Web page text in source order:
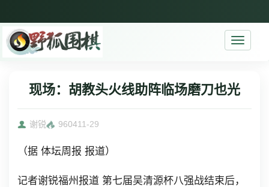
Toggle
现场：胡教头火线助阵临场磨刀也光
谢锐 960411-29
（据 体坛周报 报道）
记者谢锐福州报道 第七届吴清源杯八强战结束后，